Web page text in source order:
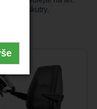
skutry.